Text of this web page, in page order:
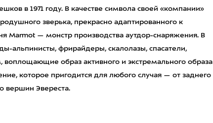
в 1971 году. В качестве символа своей «компании»
зверька, прекрасно адаптированного к
Marmot — монстр производства аутдор-снаряжения. В
альпинисты, фрирайдеры, скалолазы, спасатели,
образ активного и экстремального образа
которое пригодится для любого случая — от заднего
вершин Эвереста.